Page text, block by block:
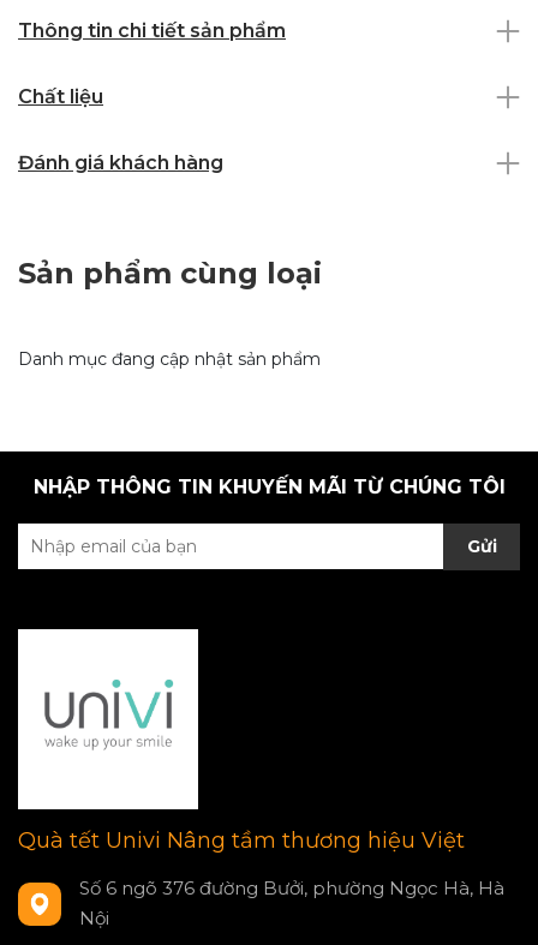
Thông tin chi tiết sản phẩm
Chất liệu
Đánh giá khách hàng
Sản phẩm cùng loại
Danh mục đang cập nhật sản phẩm
NHẬP THÔNG TIN KHUYẾN MÃI TỪ CHÚNG TÔI
Gửi
Quà tết Univi Nâng tầm thương hiệu Việt
Số 6 ngõ 376 đường Bưởi, phường Ngọc Hà, Hà
Nội